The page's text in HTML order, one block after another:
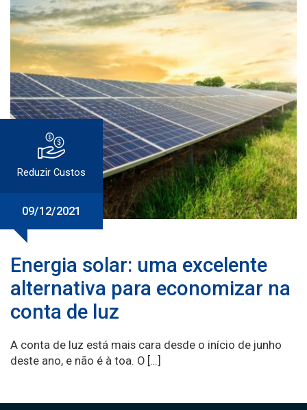
Reduzir Custos
09/12/2021
Energia solar: uma excelente
alternativa para economizar na
conta de luz
A conta de luz está mais cara desde o início de junho
deste ano, e não é à toa. O […]